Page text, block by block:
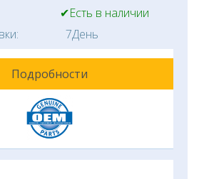
✔Есть в наличии
7День
Подробности